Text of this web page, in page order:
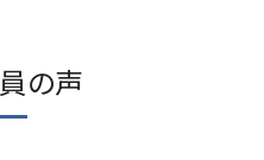
の声